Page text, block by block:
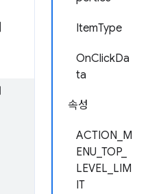
ItemType
OnClickDa
ta
속성
ACTION_M
ENU_TOP_
LEVEL_LIM
IT